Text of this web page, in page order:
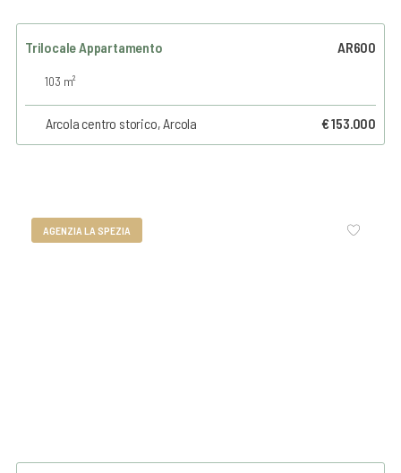
Trilocale Appartamento AR600
103 m²
Arcola centro storico, Arcola € 153.000
AGENZIA LA SPEZIA